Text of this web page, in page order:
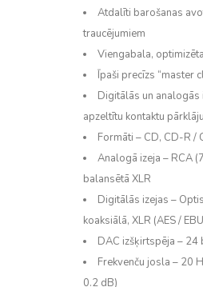
Atdalīti barošanas
traucējumiem
Viengabala,
Īpaši precīzs “master
Digitālās un analogās
apzeltītu kontaktu
Formāti – CD, CD-R /
Analogā izeja – RCA
balansētā XLR
Digitālās izejas –
koaksiālā, XLR (AES /
DAC izšķirtspēja – 24
Frekvenču josla – 20
0.2 dB)